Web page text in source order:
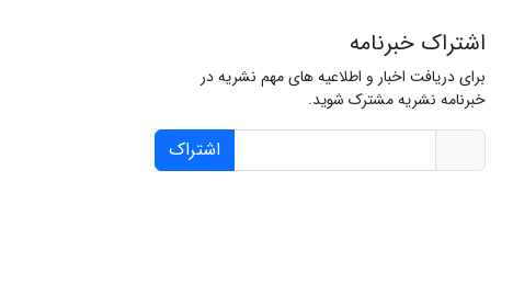
اشتراک خبرنامه
برای دریافت اخبار و اطلاعیه های مهم نشریه در
خبرنامه نشریه مشترک شوید.
اشتراک